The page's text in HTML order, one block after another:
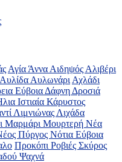
Αγία Άννα Αιδηψός Αλιβέρι
Αυλίδα Αυλωνάρι Αχλάδι
Εύβοια Δάφνη Δροσιά
Ιστιαία Κάρυστος
Λιμνιώνας Λιχάδα
Μαρμάρι Μουρτερή Νέα
Πύργος Νότια Εύβοια
Προκόπι Ροβιές Σκύρος
Ψαχνά